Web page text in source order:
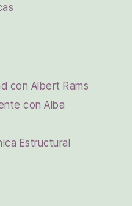
con Albert Rams
con Alba
Estructural